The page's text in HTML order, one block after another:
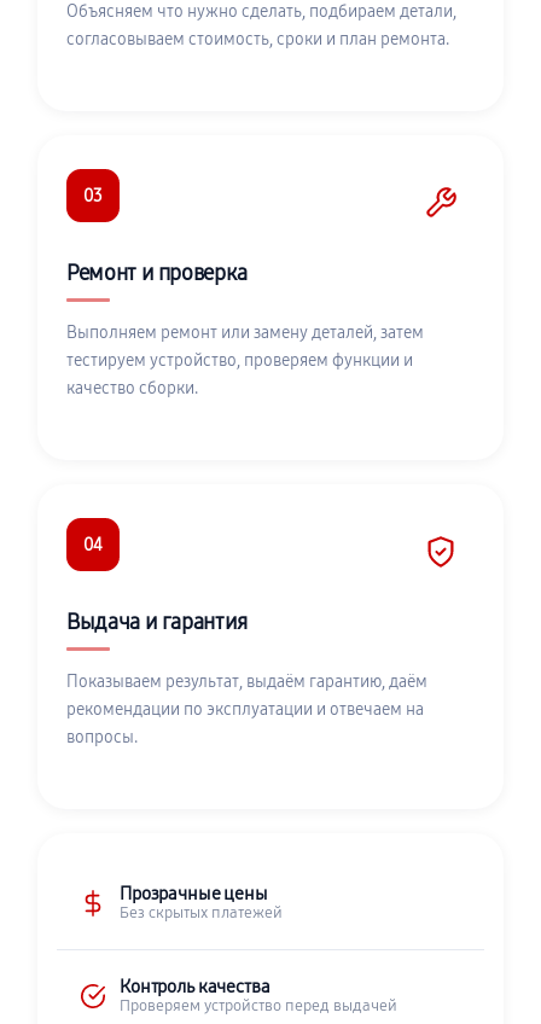
Объясняем что нужно сделать, подбираем детали,
согласовываем стоимость, сроки и план ремонта.
03
Ремонт и проверка
Выполняем ремонт или замену деталей, затем
тестируем устройство, проверяем функции и
качество сборки.
04
Выдача и гарантия
Показываем результат, выдаём гарантию, даём
рекомендации по эксплуатации и отвечаем на
вопросы.
Прозрачные цены
Без скрытых платежей
Контроль качества
Проверяем устройство перед выдачей